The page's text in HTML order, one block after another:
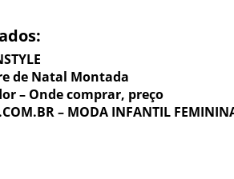
de Natal Montada
– Onde comprar, preço
– MODA INFANTIL